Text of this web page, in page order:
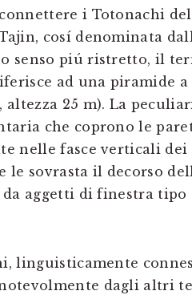
i Totonachi
cosí denominata
senso piú ristretto, il
ad una piramide a
altezza 25 m). La
che coprono le
nelle fasce verticali
le sovrasta il decorso
aggetti di finestra tipo
linguisticamente
dagli altri